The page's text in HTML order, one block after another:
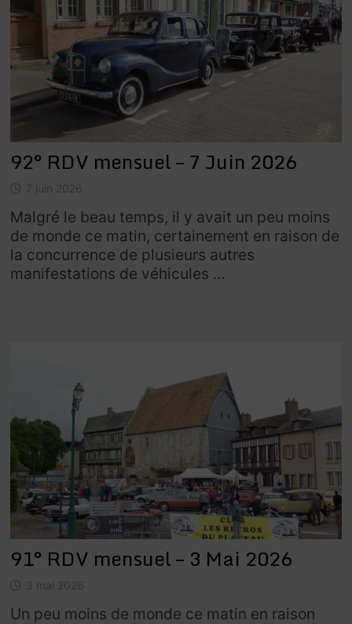
92° RDV mensuel – 7 Juin 2026
7 juin 2026
Malgré le beau temps, il y avait un peu moins
de monde ce matin, certainement en raison de
la concurrence de plusieurs autres
manifestations de véhicules …
91° RDV mensuel – 3 Mai 2026
3 mai 2026
Un peu moins de monde ce matin en raison